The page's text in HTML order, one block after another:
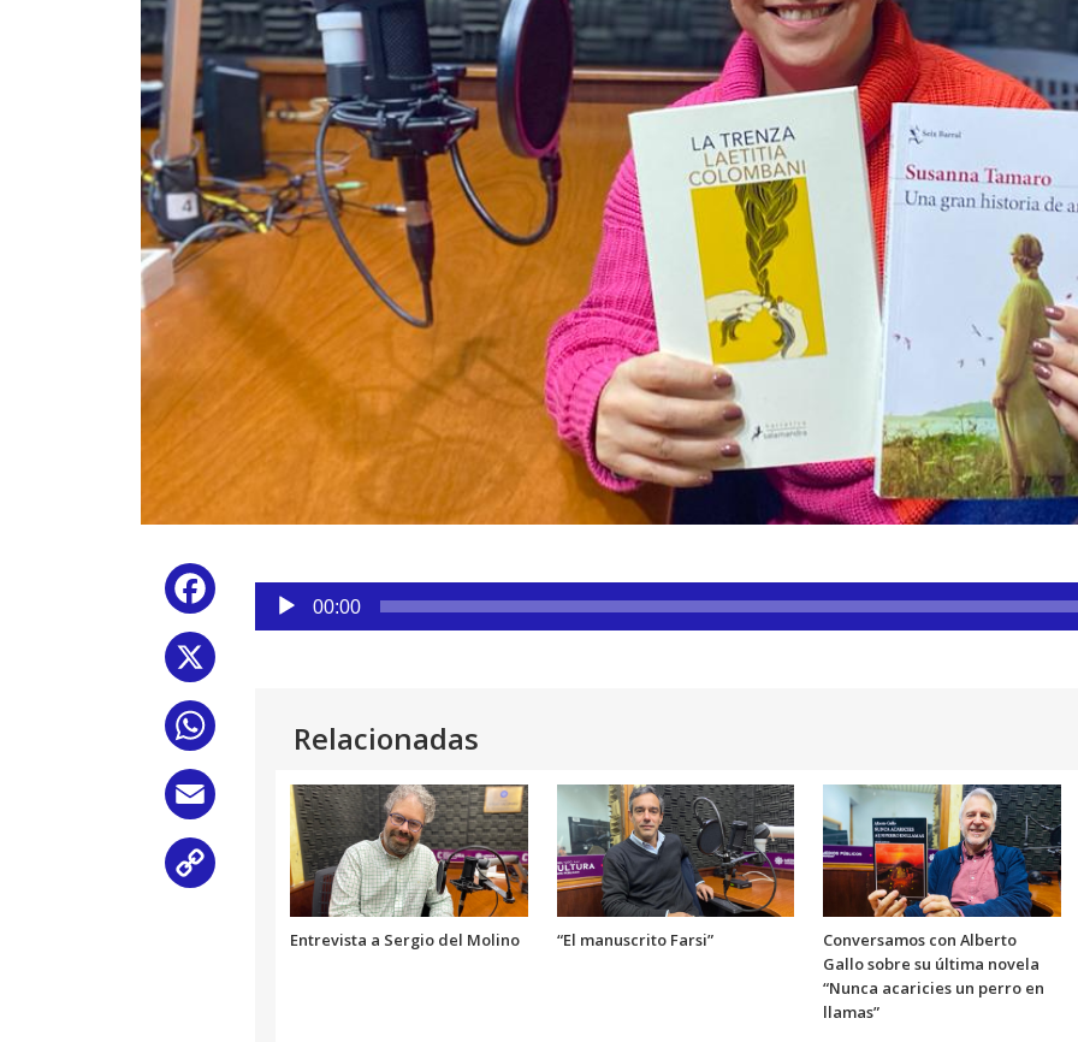
Facebook
WhatsApp
Reproductor
audio
00:00
Relacionadas
Entrevista a Sergio del Molino “El manuscrito Farsi”
Conversamos con Alberto
Gallo sobre su última novela
“Nunca acaricies un perro en
llamas”